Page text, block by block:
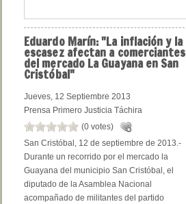
EduardoMarín: "La inflación y la
escasez afectan a comerciantes
del mercado La Guayana en San
Cristóbal"
Jueves, 12 Septiembre 2013
Prensa Primero Justicia Táchira
(0 votes)
San Cristóbal, 12 de septiembre de 2013.-
Durante un recorrido por el mercado la
Guayana del municipio San Cristóbal, el
diputado de la Asamblea Nacional
acompañado de militantes del partido